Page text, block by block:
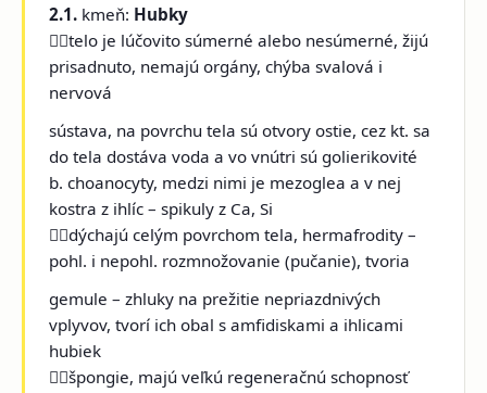
2.1. kmeň: Hubky
telo je lúčovito súmerné alebo nesúmerné, žijú
prisadnuto, nemajú orgány, chýba svalová i
nervová
sústava, na povrchu tela sú otvory ostie, cez kt. sa
do tela dostáva voda a vo vnútri sú golierikovité
b. choanocyty, medzi nimi je mezoglea a v nej
kostra z ihlíc – spikuly z Ca, Si
dýchajú celým povrchom tela, hermafrodity –
pohl. i nepohl. rozmnožovanie (pučanie), tvoria
gemule – zhluky na prežitie nepriazdnivých
vplyvov, tvorí ich obal s amfidiskami a ihlicami
hubiek
špongie, majú veľkú regeneračnú schopnosť